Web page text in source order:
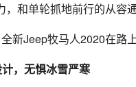
和单轮抓地前行的从容通
，无惧冰雪严寒